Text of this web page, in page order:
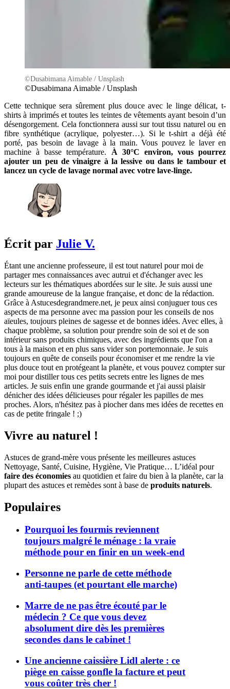
©Dusabimana Aimable / Unsplash
©Dusabimana Aimable / Unsplash
Cette technique sera sûrement plus douce avec le linge délicat, t-
shirts à imprimés et toutes les teintes de vêtements ayant besoin d’un
désengorgement. Cela fonctionnera aussi sur tout tissu naturel ou en
fibre synthétique (acrylique, polyester…). Si le t-shirt a déjà été
porté, pas besoin de lavage à la main. Vous pouvez le laver en
machine à basse température. À 30°C environ, vous pourrez
ajouter un peu de vinaigre à la lessive ou dans le tambour et
lancez un cycle de lavage normal avec votre lave-linge.
Écrit par Julie V.
Étant une ancienne professeure, il est tout naturel pour moi de
partager mes connaissances avec autrui et d'échanger avec les
lecteurs sur les thématiques abordées sur le site. Je suis aussi une
grande amoureuse de la langue française, et donc de la rédaction.
Grâce à Astucesdegrandmere.net, je peux ainsi conjuguer tous ces
aspects de ma personne avec ma passion pour les conseils de nos
aïeules, toujours pleines de sagesse et de bonnes idées. Avec elles, à
chaque problème, sa solution pour prendre soin de soi et de son
intérieur sans produits chimiques, avec des ingrédients que l'on a
tous à la maison et en plus sans vider son portemonnaie. Je suis
toujours en quête de conseils pour économiser et me rendre la vie
plus douce tout en protégeant la planète, et vous pouvez compter sur
moi pour distiller tous ces petits secrets entre les lignes de mes
articles. Je suis enfin une grande gourmande et j'ai aussi plaisir
dénicher des idées délicieuses pour régaler les papilles de mes
proches. Alors, n'hésitez pas à piocher dans mes idées de recettes en
cas de petite fringale ! ;)
Vivre au naturel !
Astuces de grand-mère vous présente les meilleures astuces
Nettoyage, Santé, Cuisine, Hygiène, Vie Pratique… L’idéal pour
faire des économies au quotidien et faire du bien à la planète, car la
plupart des astuces et remèdes sont à base de produits naturels.
Populaires
Pourquoi les fourmis reviennent
toujours malgré le ménage : la vraie
méthode pour en finir en un week-end
Personne ne parle de cette méthode
anti-taupes (et pourtant elle marche)
Marre de ne pas être écouté par le
médecin ? Ce que vous devez
absolument dire dès les premières
secondes dans le cabinet !
Une ancienne caissière Lidl alerte : ce
piège en caisse gonfle la facture et peut
vous coûter très cher !